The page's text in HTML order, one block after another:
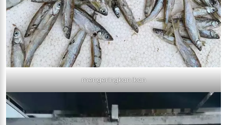
mengeringkan ikan